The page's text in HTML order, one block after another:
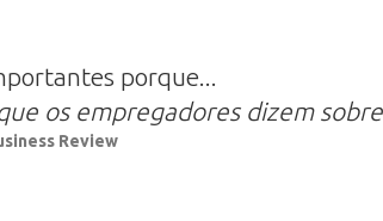
porque...
os empregadores dizem
Review